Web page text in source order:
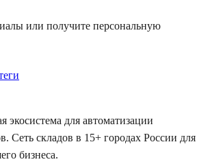
или получите персональную
экосистема для автоматизации
Сеть складов в 15+ городах России для
бизнеса.